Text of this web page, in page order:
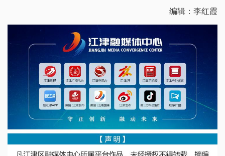
编辑：李红霞